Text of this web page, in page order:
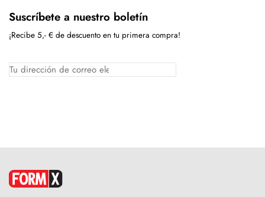
Suscríbete a nuestro boletín
¡Recibe 5,- € de descuento en tu primera compra!